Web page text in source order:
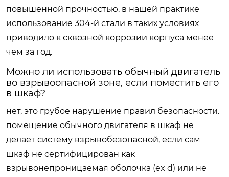
повышенной прочностью. в нашей практике
использование 304-й стали в таких условиях
приводило к сквозной коррозии корпуса менее
чем за год.
Можно ли использовать обычный двигатель
во взрывоопасной зоне, если поместить его
в шкаф?
нет, это грубое нарушение правил безопасности.
помещение обычного двигателя в шкаф не
делает систему взрывобезопасной, если сам
шкаф не сертифицирован как
взрывонепроницаемая оболочка (ex d) или не